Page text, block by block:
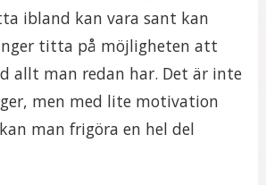
ibland kan vara sant kan
titta på möjligheten att
allt man redan har. Det är inte
men med lite motivation
man frigöra en hel del